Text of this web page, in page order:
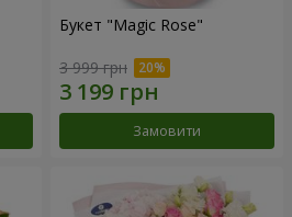
Букет "Magic Rose"
3 999 грн
Замовити